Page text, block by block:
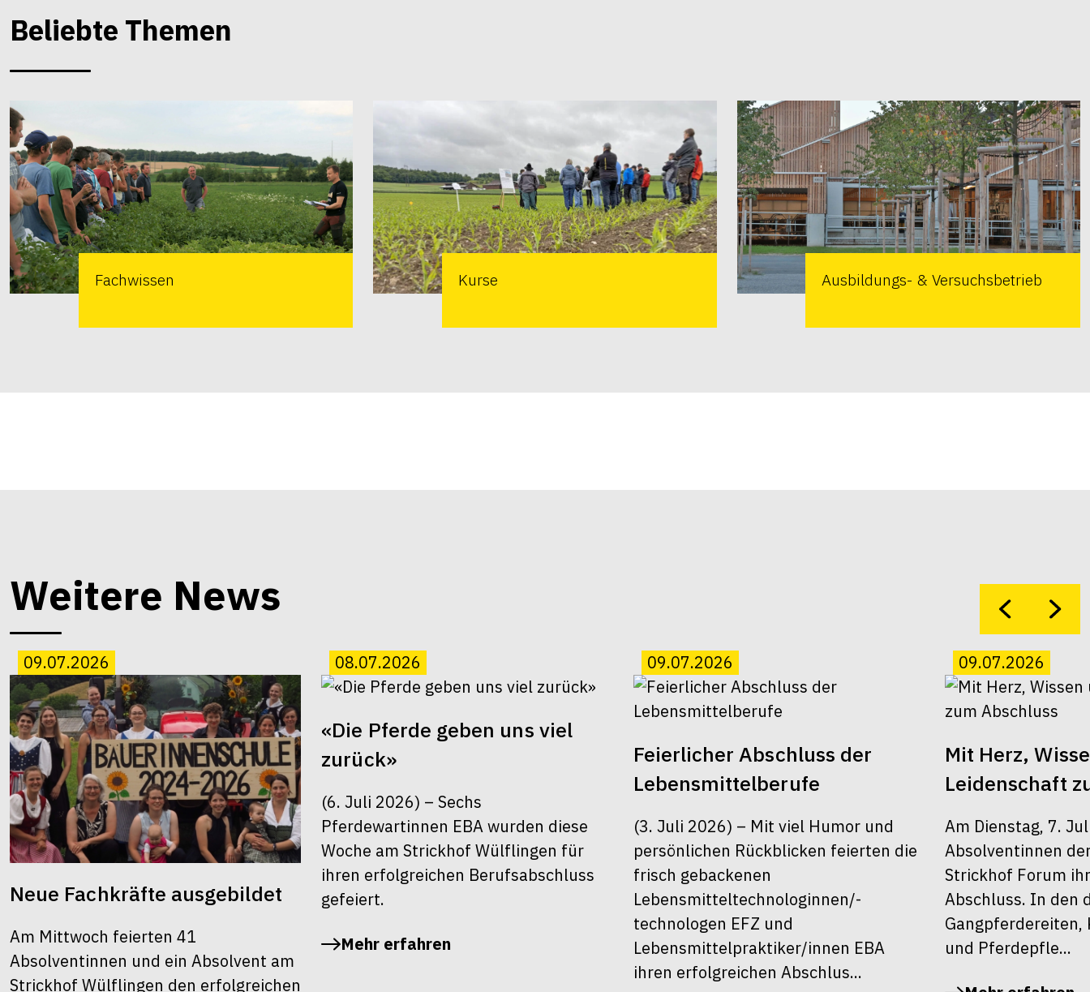
Beliebte Themen
Fachwissen Kurse Ausbildungs- & Versuchsbetrieb
Weitere News
09.07.2026
Neue Fachkräfte ausgebildet
Am Mittwoch feierten 41
Absolventinnen und ein Absolvent am
Strickhof Wülflingen den erfolgreichen
08.07.2026
«Die Pferde geben uns viel
zurück»
(6. Juli 2026) – Sechs
Pferdewartinnen EBA wurden diese
Woche am Strickhof Wülflingen für
ihren erfolgreichen Berufsabschluss
gefeiert.
Mehr erfahren
09.07.2026
Feierlicher Abschluss der
Lebensmittelberufe
(3. Juli 2026) – Mit viel Humor und
persönlichen Rückblicken feierten die
frisch gebackenen
Lebensmitteltechnologinnen/-
technologen EFZ und
Lebensmittelpraktiker/innen EBA
ihren erfolgreichen Abschlus...
09.07.2026
Mit Herz,
Leidenschaft
Am Dienstag, 7.
Absolventinnen
Strickhof Forum
Abschluss. In den
Gangpferdereiten,
und Pferdepfle...